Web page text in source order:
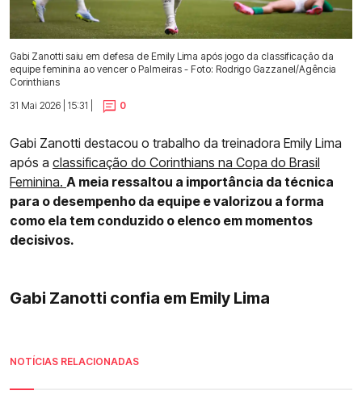
Gabi Zanotti saiu em defesa de Emily Lima após jogo da classificação da
equipe feminina ao vencer o Palmeiras - Foto: Rodrigo Gazzanel/Agência
Corinthians
31 Mai 2026 | 15:31 |
0
Gabi Zanotti destacou o trabalho da treinadora Emily Lima
após a classificação do Corinthians na Copa do Brasil
Feminina. A meia ressaltou a importância da técnica
para o desempenho da equipe e valorizou a forma
como ela tem conduzido o elenco em momentos
decisivos.
Gabi Zanotti confia em Emily Lima
NOTÍCIAS RELACIONADAS